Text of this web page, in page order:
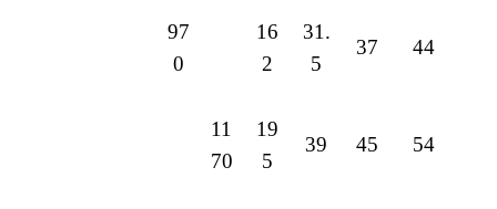
97
0
16
2
31.
5
37 44
11
70
19
5
39 45 54